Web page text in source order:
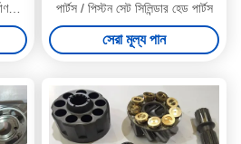
পার্টস / পিস্টন সেট সিলিন্ডার হেড পার্টস
সেরা মূল্য পান